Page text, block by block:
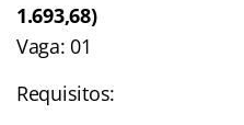
1.693,68)
Vaga: 01
Requisitos: